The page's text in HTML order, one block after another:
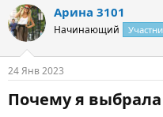
м
ы
а
а
Арина 3101
Начинающий
24 Янв 2023
Почему я